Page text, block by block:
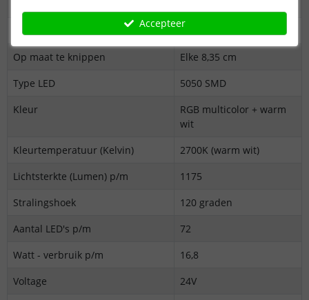
3M plakstrip over gehele lengte
Ja
Op maat te knippen
Elke 8,35 cm
Type LED
5050 SMD
Kleur
RGB multicolor + warm
wit
Kleurtemperatuur (Kelvin)
2700K (warm wit)
Lichtsterkte (Lumen) p/m
1175
Stralingshoek
120 graden
Aantal LED's p/m
72
Watt - verbruik p/m
16,8
Voltage
24V
Accepteer